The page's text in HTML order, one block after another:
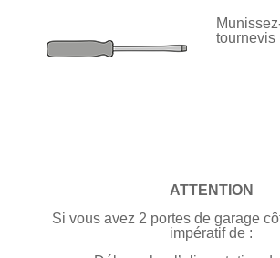
tournevis
ATTENTION
Si vous avez 2 portes de garage
impératif de :